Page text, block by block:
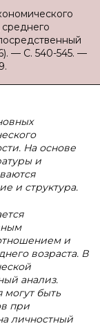
— С. 540-545. —
На основе
и
и структура.
и
возраста. В
анализ.
могут быть
при
личностный